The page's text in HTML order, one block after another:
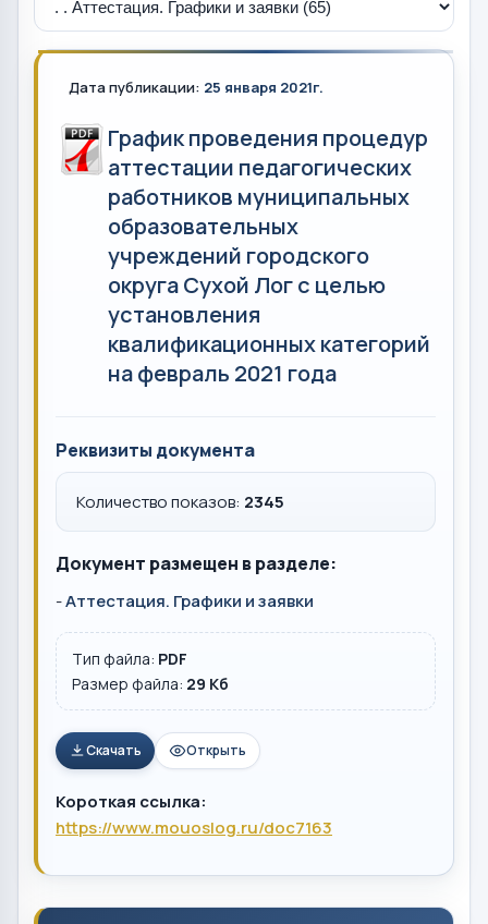
Дата публикации: 25 января 2021г.
График проведения процедур
аттестации педагогических
работников муниципальных
образовательных
учреждений городского
округа Сухой Лог с целью
установления
квалификационных категорий
на февраль 2021 года
Реквизиты документа
Количество показов: 2345
Документ размещен в разделе:
-Аттестация. Графики и заявки
Тип файла: PDF
Размер файла: 29 Кб
Скачать Открыть
Короткая ссылка:
https://www.mouoslog.ru/doc7163